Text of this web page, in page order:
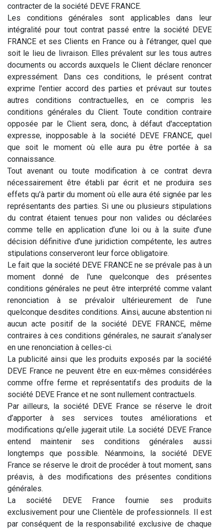
contracter de la société DEVE FRANCE.
Les conditions générales sont applicables dans leur
intégralité pour tout contrat passé entre la société DEVE
FRANCE et ses Clients en France ou à l’étranger, quel que
soit le lieu de livraison. Elles prévalent sur les tous autres
documents ou accords auxquels le Client déclare renoncer
expressément. Dans ces conditions, le présent contrat
exprime l'entier accord des parties et prévaut sur toutes
autres conditions contractuelles, en ce compris les
conditions générales du Client. Toute condition contraire
opposée par le Client sera, donc, à défaut d'acceptation
expresse, inopposable à la société DEVE FRANCE, quel
que soit le moment où elle aura pu être portée à sa
connaissance.
Tout avenant ou toute modification à ce contrat devra
nécessairement être établi par écrit et ne produira ses
effets qu'à partir du moment où elle aura été signée par les
représentants des parties. Si une ou plusieurs stipulations
du contrat étaient tenues pour non valides ou déclarées
comme telle en application d’une loi ou à la suite d’une
décision définitive d’une juridiction compétente, les autres
stipulations conserveront leur force obligatoire.
Le fait que la société DEVE FRANCE ne se prévale pas à un
moment donné de l'une quelconque des présentes
conditions générales ne peut être interprété comme valant
renonciation à se prévaloir ultérieurement de l'une
quelconque desdites conditions. Ainsi, aucune abstention ni
aucun acte positif de la société DEVE FRANCE, même
contraires à ces conditions générales, ne saurait s’analyser
en une renonciation à celles-ci.
La publicité ainsi que les produits exposés par la société
DEVE France ne peuvent être en eux-mêmes considérées
comme offre ferme et représentatifs des produits de la
société DEVE France et ne sont nullement contractuels.
Par ailleurs, la société DEVE France se réserve le droit
d’apporter à ses services toutes améliorations et
modifications qu’elle jugerait utile. La société DEVE France
entend maintenir ses conditions générales aussi
longtemps que possible. Néanmoins, la société DEVE
France se réserve le droit de procéder à tout moment, sans
préavis, à des modifications des présentes conditions
générales.
La société DEVE France fournie ses produits
exclusivement pour une Clientèle de professionnels. Il est
par conséquent de la responsabilité exclusive de chaque